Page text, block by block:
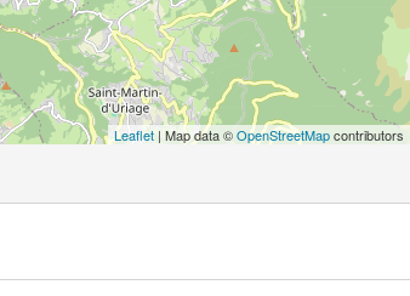
Leaflet | Map data ©OpenStreetMapcontributors